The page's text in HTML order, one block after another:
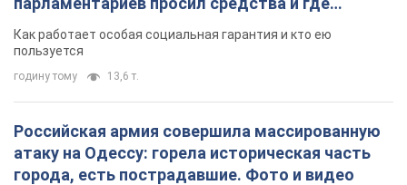
поселился
Как работает особая социальная гарантия и кто ею
пользуется
годину тому 13,6 т.
Российская армия совершила массированную
атаку на Одессу: горела историческая часть
города, есть пострадавшие. Фото и видео